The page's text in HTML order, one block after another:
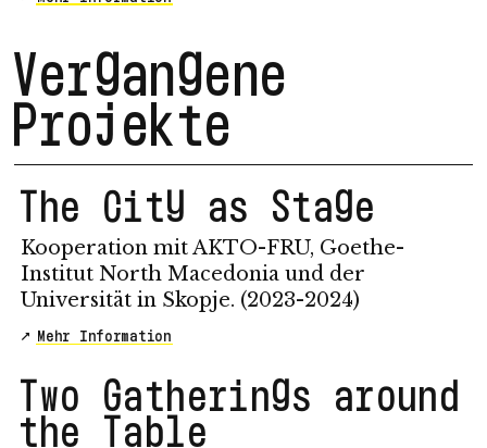
Vergangene
Projekte
The City as Stage
Kooperation mit AKTO-FRU, Goethe-
Institut North Macedonia und der
Universität in Skopje. (2023-2024)
Mehr Information
Two Gatherings around
the Table